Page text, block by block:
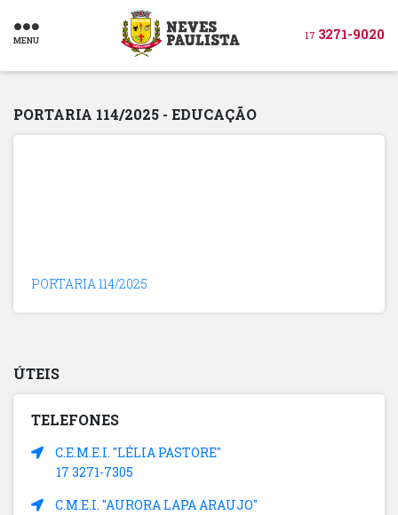
MENU 17 3271-9020
PORTARIA 114/2025 - EDUCAÇÃO
PORTARIA 114/2025
ÚTEIS
TELEFONES
C.E.M.E.I. "LÉLIA PASTORE"
17 3271-7305
C.M.E.I. "AURORA LAPA ARAUJO"